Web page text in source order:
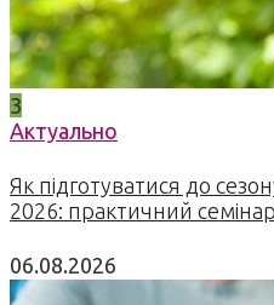
3
Актуально
Як підготуватися до
2026: практичний
06.08.2026